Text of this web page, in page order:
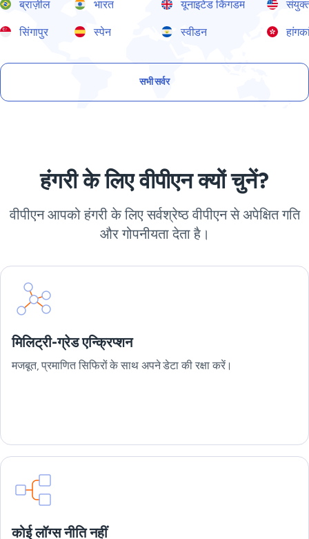
ब्राज़ील भारत यूनाइटेड किंगडम
सिंगापुर स्पेन स्वीडन
सभी सर्वर
हंगरी के लिए वीपीएन क्यों चुनें?
वीपीएन आपको हंगरी के लिए सर्वश्रेष्ठ वीपीएन से अपेक्षित गति
और गोपनीयता देता है।
मिलिट्री-ग्रेड एन्क्रिप्शन
मजबूत, प्रमाणित सिफिरों के साथ अपने डेटा की रक्षा करें।
कोई लॉग्स नीति नहीं